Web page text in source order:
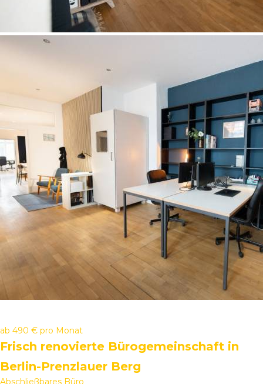
ab 490 € pro Monat
Frisch renovierte Bürogemeinschaft in
Berlin-Prenzlauer Berg
Abschließbares Büro